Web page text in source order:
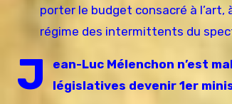
porter le budget consacré à l’art,
régime des intermittents du
J
ean-Luc Mélenchon n’est
législatives devenir 1er